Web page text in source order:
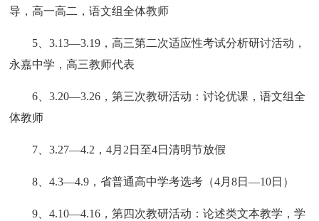
导，高一高二，语文组全体教师
5、3.13—3.19，高三第二次适应性考试分析研讨活动，
永嘉中学，高三教师代表
6、3.20—3.26，第三次教研活动：讨论优课，语文组全
体教师
7、3.27—4.2，4月2日至4日清明节放假
8、4.3—4.9，省普通高中学考选考（4月8日—10日）
9、4.10—4.16，第四次教研活动：论述类文本教学，学